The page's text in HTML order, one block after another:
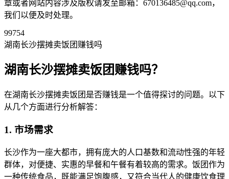
章或者网站内容涉及版权请发至邮箱：670136485@qq.com，
我们以便及时处理。
99754
湖南长沙摆摊卖饭团赚钱吗
湖南长沙摆摊卖饭团赚钱吗？
在湖南长沙摆摊卖饭团是否赚钱是一个值得探讨的问题。以下
从几个方面进行分析解答：
1. 市场需求
长沙作为一座大都市，拥有庞大的人口基数和流动性强的年轻
群体，对便捷、实惠的早餐和午餐有着较高的需求。饭团作为
一种传统食品，既能满足饱腹感，又符合当代人的健康饮食理